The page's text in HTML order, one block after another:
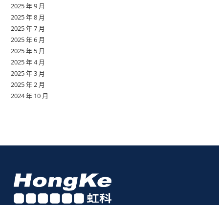
2025 年 9 月
2025 年 8 月
2025 年 7 月
2025 年 6 月
2025 年 5 月
2025 年 4 月
2025 年 3 月
2025 年 2 月
2024 年 10 月